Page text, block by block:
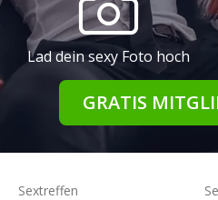
Lad dein sexy Foto hoch
GRATIS
Sextreffen